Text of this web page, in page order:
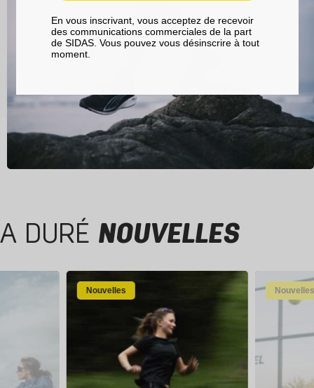
A DURÉ NOUVELLES
Nouvelles Nouvelles
En vous inscrivant, vous acceptez de recevoir
des communications commerciales de la part
de SIDAS. Vous pouvez vous désinscrire à tout
moment.